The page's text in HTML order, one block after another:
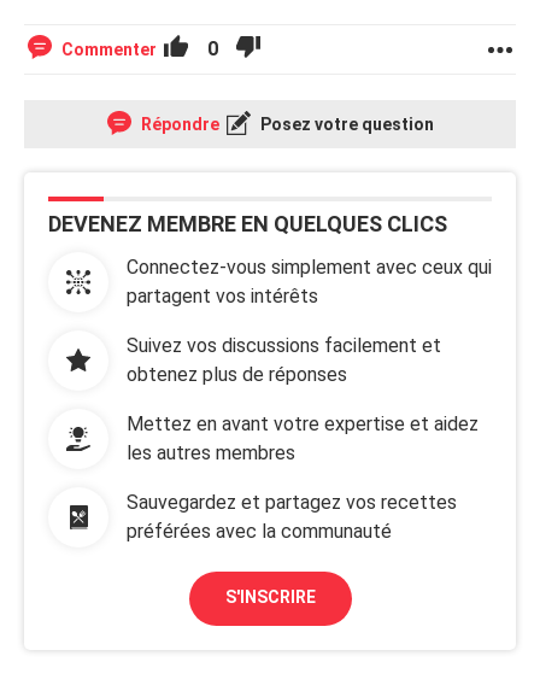
Commenter 0
Répondre Posez votre question
DEVENEZ MEMBRE EN QUELQUES CLICS
Connectez-vous simplement avec ceux qui
partagent vos intérêts
Suivez vos discussions facilement et
obtenez plus de réponses
Mettez en avant votre expertise et aidez
les autres membres
Sauvegardez et partagez vos recettes
préférées avec la communauté
S'INSCRIRE